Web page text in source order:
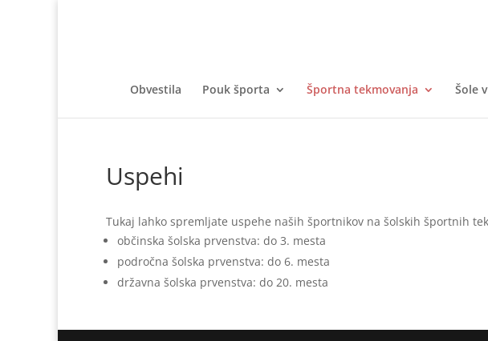
Obvestila Pouk športa Športna tekmovanja Šole
Uspehi
Tukaj lahko spremljate uspehe naših športnikov na šolskih športnih
občinska šolska prvenstva: do 3. mesta
področna šolska prvenstva: do 6. mesta
državna šolska prvenstva: do 20. mesta